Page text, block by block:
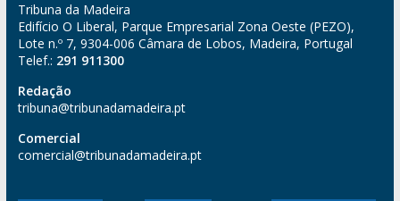
Tribuna da Madeira
Edifício O Liberal, Parque Empresarial Zona Oeste (PEZO),
Lote n.º 7, 9304-006 Câmara de Lobos, Madeira, Portugal
Telef.: 291 911300
Redação
tribuna@tribunadamadeira.pt
Comercial
comercial@tribunadamadeira.pt